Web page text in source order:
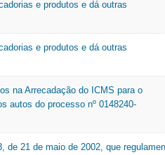
e produtos e dá outras
e produtos e dá outras
na Arrecadação do ICMS para o
autos do processo nº 0148240-
de 21 de maio de 2002, que